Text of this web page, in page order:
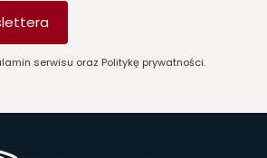
serwisu oraz Politykę prywatności.